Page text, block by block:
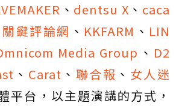
、 dentsu X 、 caca
關鍵評論網 、 KKFARM 、 LIN
Media Group 、 D2
、 Carat 、 聯合報 、 女人迷
平台，以主題演講的方式，